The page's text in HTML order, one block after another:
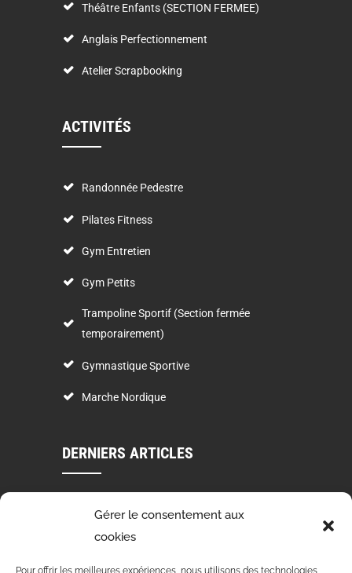
Gérer le consentement aux
cookies
Pour offrir les meilleures expériences, nous utilisons des technologies
Théâtre Enfants (SECTION FERMEE)
Anglais Perfectionnement
Atelier Scrapbooking
ACTIVITÉS
Randonnée Pedestre
Pilates Fitness
Gym Entretien
Gym Petits
Trampoline Sportif (Section fermée
temporairement)
Gymnastique Sportive
Marche Nordique
DERNIERS ARTICLES
STAGE DE DANSE 4 ET 5 NOVEMBRE 2023